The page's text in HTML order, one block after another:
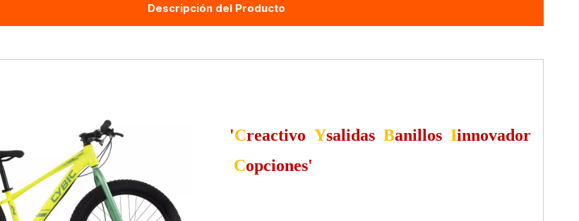
Descripción del Producto
'Creactivo Ysalidas Banillos Iinnovador
Copciones'